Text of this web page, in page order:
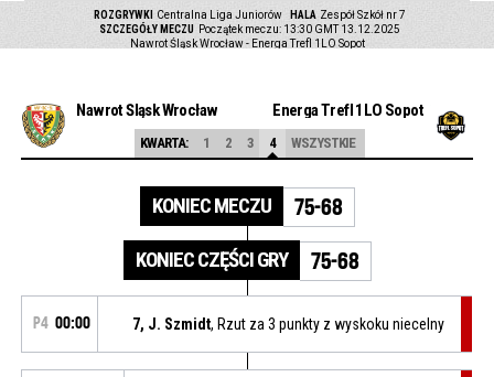
ROZGRYWKI Centralna Liga Juniorów HALA Zespół Szkół nr 7
SZCZEGÓŁY MECZU
Początek meczu: 13:30 GMT 13.12.2025
Nawrot Śląsk Wrocław - Energa Trefl 1LO Sopot
Nawrot Śląsk Wrocław Energa Trefl 1LO Sopot
KWARTA: 1 2 3 4 WSZYSTKIE
KONIEC MECZU 75-68
KONIEC CZĘŚCI GRY 75-68
P4 00:00 7, J. Szmidt, Rzut za 3 punkty z wyskoku niecelny